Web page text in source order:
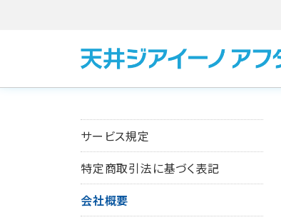
サービス規定
特定商取引法に基づく表記
会社概要